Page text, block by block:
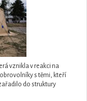
vznikla v reakci na
s těmi, kteří
do struktury